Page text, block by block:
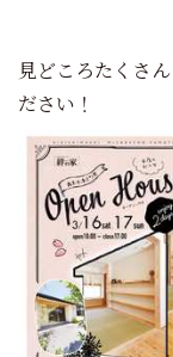
見どころたくさ
ださい！